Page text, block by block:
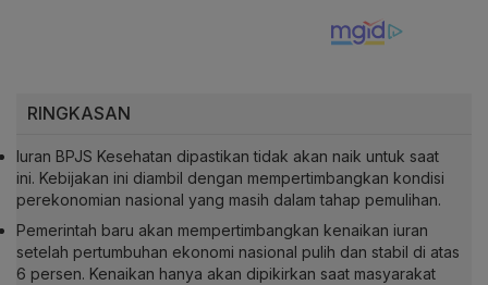
RINGKASAN
Iuran BPJS Kesehatan dipastikan tidak akan naik untuk saat
ini. Kebijakan ini diambil dengan mempertimbangkan kondisi
perekonomian nasional yang masih dalam tahap pemulihan.
Pemerintah baru akan mempertimbangkan kenaikan iuran
setelah pertumbuhan ekonomi nasional pulih dan stabil di atas
6 persen. Kenaikan hanya akan dipikirkan saat masyarakat